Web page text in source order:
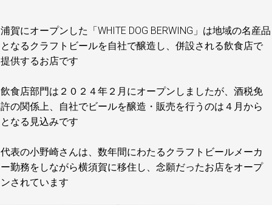
浦賀にオープンした「WHITE DOG BERWING」は地域の名産品
となるクラフトビールを自社で醸造し、併設される飲食店で
提供するお店です
飲食店部門は２０２４年２月にオープンしましたが、酒税免
許の関係上、自社でビールを醸造・販売を行うのは４月から
となる見込みです
代表の小野崎さんは、数年間にわたるクラフトビールメーカ
ー勤務をしながら横須賀に移住し、念願だったお店をオープ
ンされています